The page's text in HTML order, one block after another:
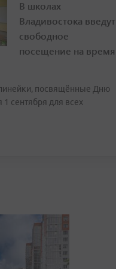
В школах
Владивостока введут
свободное
посещение на время
посвящённые Дню
1 сентября для всех